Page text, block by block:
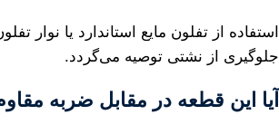
استفاده از تفلون مایع استاندارد یا نوار
جلوگیری از نشتی توصیه می‌گردد.
آیا این قطعه در مقابل ضربه